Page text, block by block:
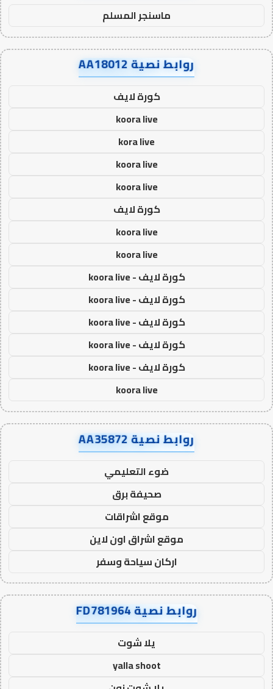
ماسنجر المسلم
روابط نصية AA18012
كورة لايف
koora live
kora live
koora live
koora live
كورة لايف
koora live
koora live
كورة لايف - koora live
كورة لايف - koora live
كورة لايف - koora live
كورة لايف - koora live
كورة لايف - koora live
koora live
روابط نصية AA35872
ضوء التعليمي
صحيفة برق
موقع اشراقات
موقع اشراق اون لاين
اركان سياحة وسفر
روابط نصية FD781964
يلا شوت
yalla shoot